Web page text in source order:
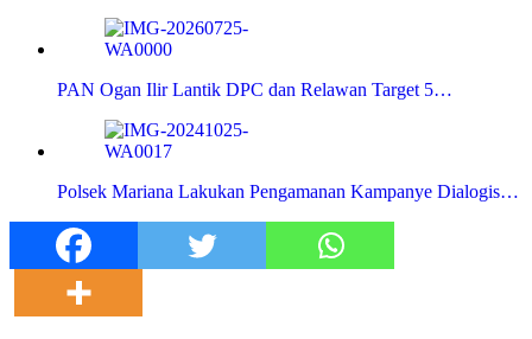
PAN Ogan Ilir Lantik DPC dan Relawan Target 5…
Polsek Mariana Lakukan Pengamanan Kampanye Dialogis…